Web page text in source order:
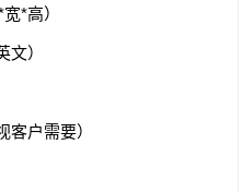
*宽*高）
文）
客户需要）